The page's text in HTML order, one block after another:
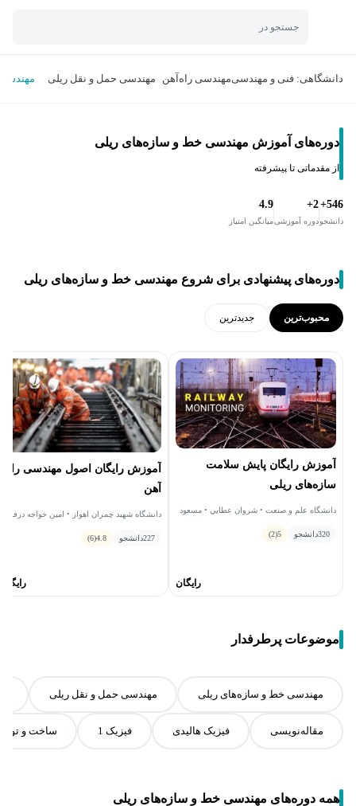
جستجو در
دانشگاهی: فنی و مهندسیمهندسی راه‌آهن مهندسی حمل و نقل ریلی
دوره‌های آموزش مهندسی خط و سازه‌های ریلی
از مقدماتی تا پیشرفته
546+
دانشجو
2+
دوره آموزشی
4.9
میانگین امتیاز
دوره‌های پیشنهادی برای شروع مهندسی خط و سازه‌های ریلی
محبوب‌ترین جدید‌ترین
آموزش رایگان پایش سلامت
سازه‌های ریلی
دانشگاه علم و صنعت • شروان عطايي • مسعود
320دانشجو 5
(2)
رایگان
آموزش رایگان اصول مهندسی راه
آهن
دانشگاه شهید چمران اهواز • امین خواجه دزفولی
227دانشجو 4.8
(6)
رایگان
موضوعات پرطرفدار
مهندسی خط و سازه‌های ریلی مهندسی حمل و نقل ریلی
مقاله‌نویسی فیزیک هالیدی فیزیک 1 ساخت و
همه دوره‌های مهندسی خط و سازه‌های ریلی